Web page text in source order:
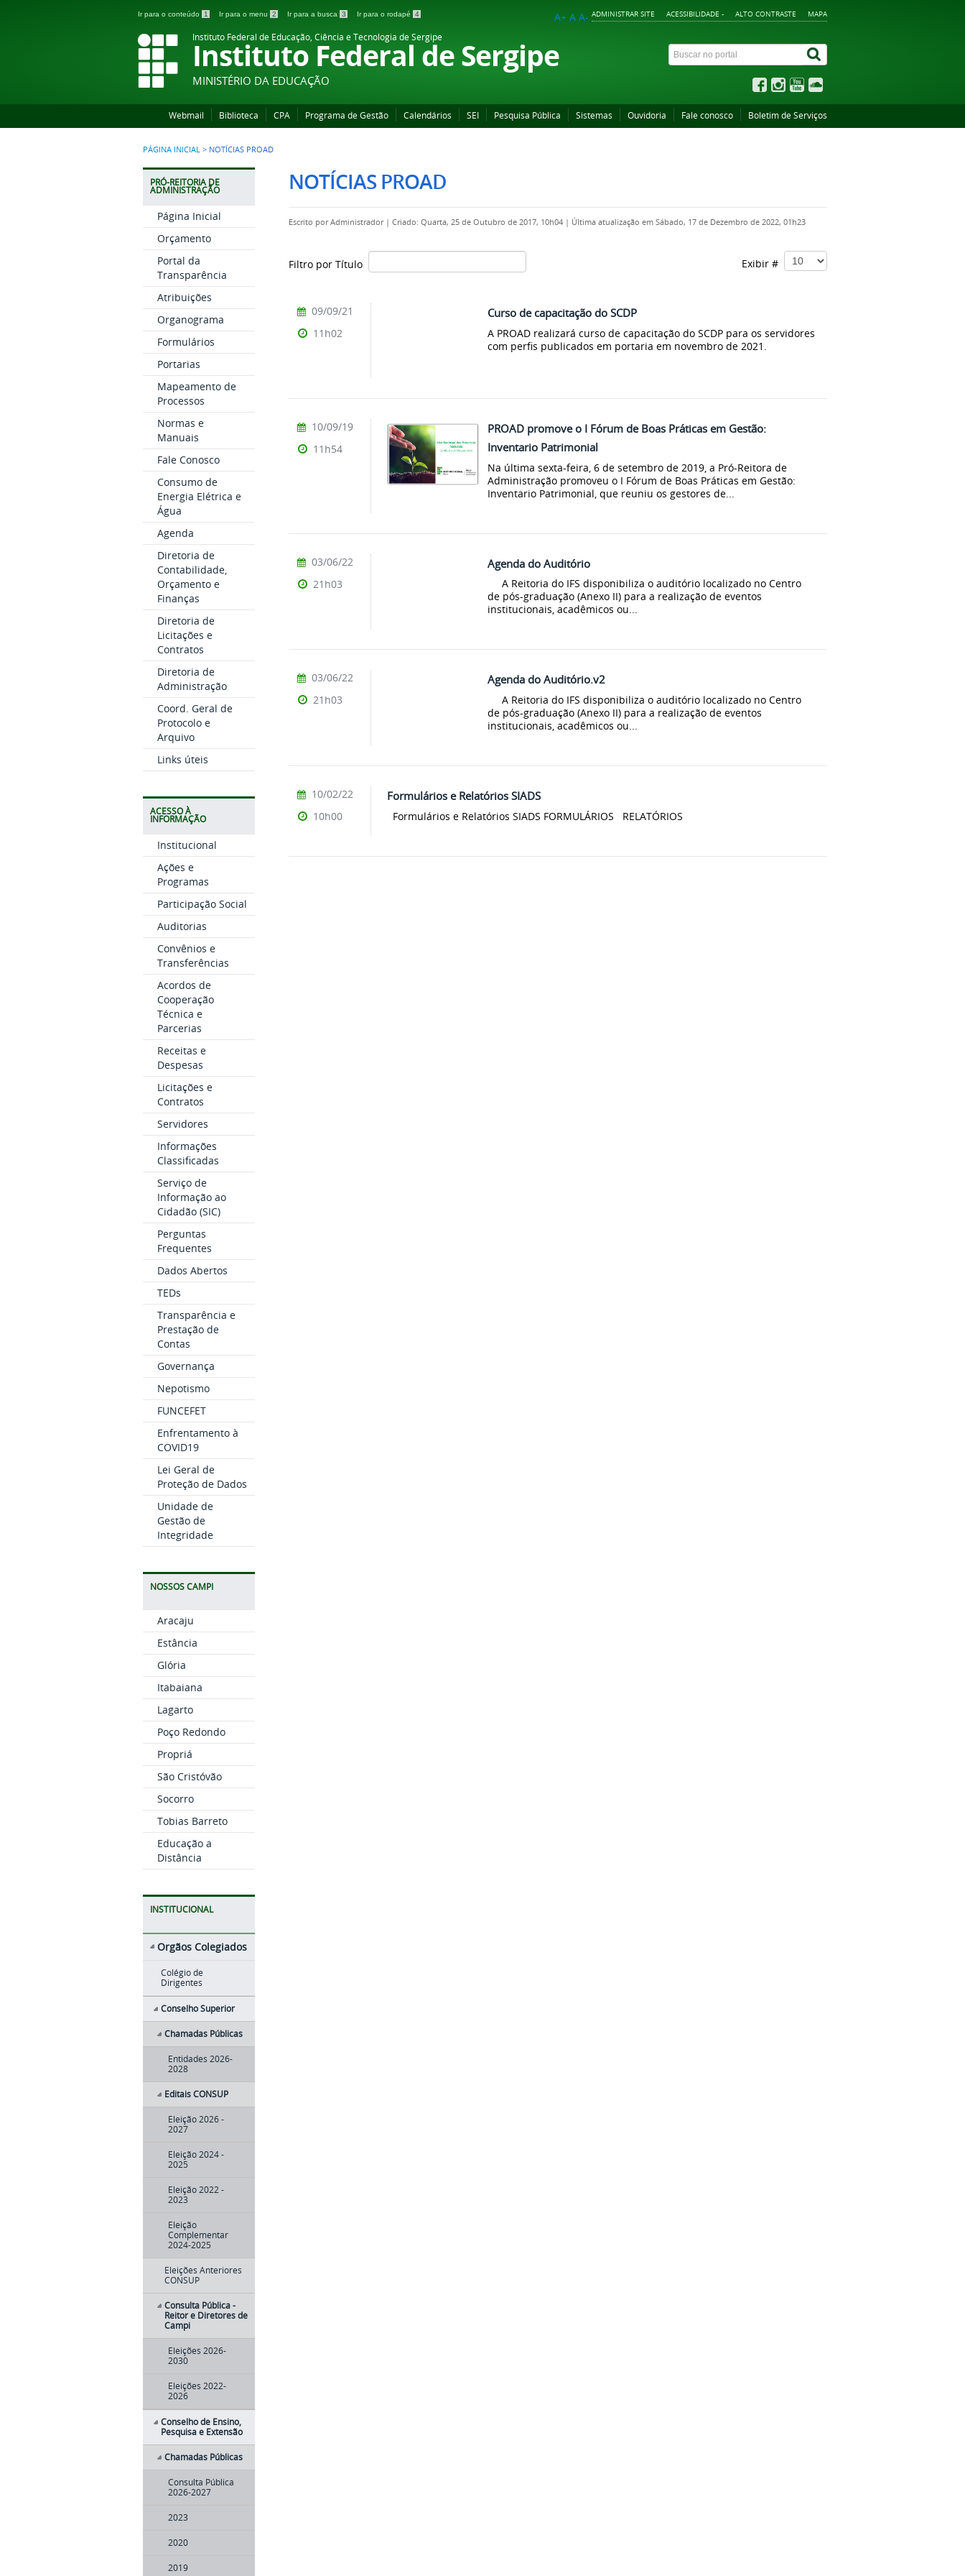
Ir para o conteúdo 1 Ir para o menu 2 Ir para a busca 3 Ir para o rodapé 4 ADMINISTRAR SITE ACESSIBILIDADE - ALTO CONTRASTE MAPA
A+ A A-
Instituto Federal de Educação, Ciência e Tecnologia de Sergipe
Instituto Federal de Sergipe
MINISTÉRIO DA EDUCAÇÃO
Webmail Biblioteca CPA Programa de Gestão Calendários SEI Pesquisa Pública Sistemas Ouvidoria Fale conosco Boletim de Serviços
PÁGINA INICIAL > NOTÍCIAS PROAD
PRÓ-REITORIA DE
ADMINISTRAÇÃO
Página Inicial
Orçamento
Portal da
Transparência
Atribuições
Organograma
Formulários
Portarias
Mapeamento de
Processos
Normas e
Manuais
Fale Conosco
Consumo de
Energia Elétrica e
Água
Agenda
Diretoria de
Contabilidade,
Orçamento e
Finanças
Diretoria de
Licitações e
Contratos
Diretoria de
Administração
Coord. Geral de
Protocolo e
Arquivo
Links úteis
ACESSO À
INFORMAÇÃO
Institucional
Ações e
Programas
Participação Social
Auditorias
Convênios e
Transferências
Acordos de
Cooperação
Técnica e
Parcerias
Receitas e
Despesas
Licitações e
Contratos
Servidores
Informações
Classificadas
Serviço de
Informação ao
Cidadão (SIC)
Perguntas
Frequentes
Dados Abertos
TEDs
Transparência e
Prestação de
Contas
Governança
Nepotismo
FUNCEFET
Enfrentamento à
COVID19
Lei Geral de
Proteção de Dados
Unidade de
Gestão de
Integridade
NOSSOS CAMPI
Aracaju
Estância
Glória
Itabaiana
Lagarto
Poço Redondo
Propriá
São Cristóvão
Socorro
Tobias Barreto
Educação a
Distância
INSTITUCIONAL
Orgãos Colegiados
Colégio de
Dirigentes
Conselho Superior
Chamadas Públicas
Entidades 2026-
2028
Editais CONSUP
Eleição 2026 -
2027
Eleição 2024 -
2025
Eleição 2022 -
2023
Eleição
Complementar
2024-2025
Eleições Anteriores
CONSUP
Consulta Pública -
Reitor e Diretores de
Campi
Eleições 2026-
2030
Eleições 2022-
2026
Conselho de Ensino,
Pesquisa e Extensão
Chamadas Públicas
Consulta Pública
2026-2027
2023
2020
2019
NOTÍCIAS PROAD
Escrito porAdministrador | Criado: Quarta, 25 de Outubro de 2017, 10h04 | Última atualização em Sábado, 17 de Dezembro de 2022, 01h23
Filtro por Título Exibir #
Curso de capacitação do SCDP
A PROAD realizará curso de capacitação do SCDP para os servidores
com perfis publicados em portaria em novembro de 2021.
09/09/21
11h02
PROAD promove o I Fórum de Boas Práticas em Gestão:
Inventario Patrimonial
Na última sexta-feira, 6 de setembro de 2019, a Pró-Reitora de
Administração promoveu o I Fórum de Boas Práticas em Gestão:
Inventario Patrimonial, que reuniu os gestores de...
10/09/19
11h54
Agenda do Auditório
A Reitoria do IFS disponibiliza o auditório localizado no Centro
de pós-graduação (Anexo II) para a realização de eventos
institucionais, acadêmicos ou...
03/06/22
21h03
Agenda do Auditório.v2
A Reitoria do IFS disponibiliza o auditório localizado no Centro
de pós-graduação (Anexo II) para a realização de eventos
institucionais, acadêmicos ou...
03/06/22
21h03
Formulários e Relatórios SIADS
Formulários e Relatórios SIADS FORMULÁRIOS RELATÓRIOS
10/02/22
10h00